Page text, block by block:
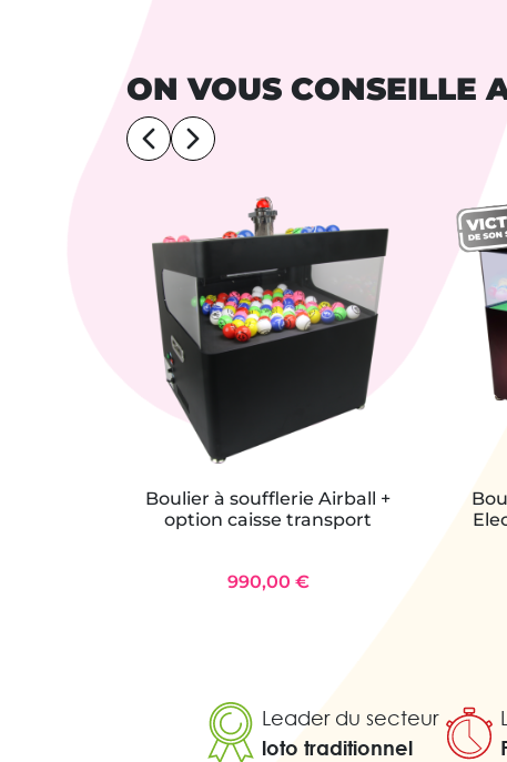
ON VOUS CONSEILLE
Boulier à soufflerie Airball +
option caisse transport
990,00 €
Leader du secteur
loto traditionnel